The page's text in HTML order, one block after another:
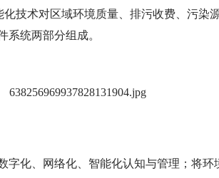
技术对区域环境质量、排污收费、污染
系统两部分组成。
字化、网络化、智能化认知与管理；将环